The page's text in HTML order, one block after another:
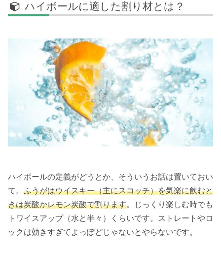
ハイボールに適した割り材とは？
ハイボールの定義がどうとか、そういうお話は置いておい
て。 ふうがはウイスキー（主にスコッチ）を気楽に飲むと
きは炭酸かレモン炭酸で割ります。じっくり楽しむ時でも
トワイスアップ（水と半々）くらいです。ストレートやロ
ックは効きすぎてよっぽどじゃないとやらないです。